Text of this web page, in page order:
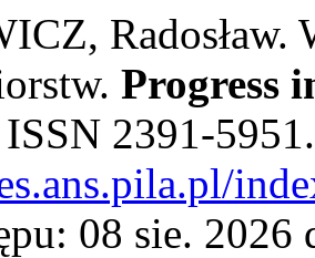
Radosław.
Progress
2391-
08 sie. 2026